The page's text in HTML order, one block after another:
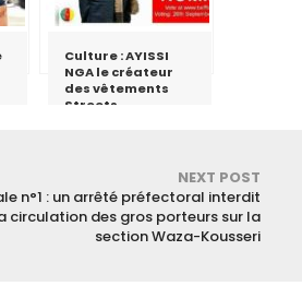
Culture : AYISSI
NGA le créateur
des vêtements
Streets
NEXT POST
n°1 : un arrêté préfectoral interdit
circulation des gros porteurs sur la
section Waza-Kousseri